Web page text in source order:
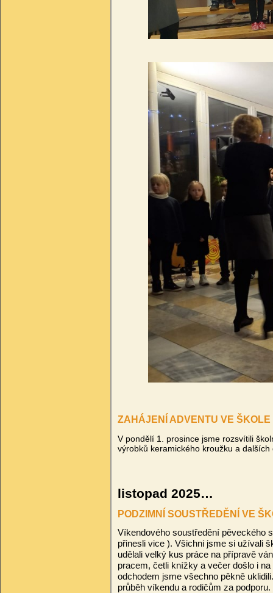
ZAHÁJENÍ ADVENTU VE ŠKOLE
V pondělí 1. prosince jsme rozsvítili
výrobků keramického kroužku a
listopad 2025…
PODZIMNÍ SOUSTŘEDĚNÍ VE
Víkendového soustředění pěveckého
přinesli vice ). Všichni jsme si užívali
udělali velký kus práce na přípravě
pracem, četli knížky a večer došlo i
odchodem jsme všechno pěkně
průběh víkendu a rodičům za podporu.